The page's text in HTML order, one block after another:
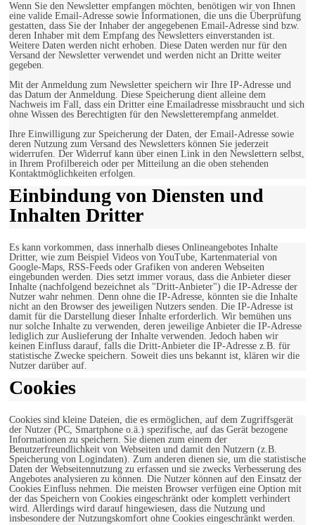
Wenn Sie den Newsletter empfangen möchten, benötigen wir von Ihnen
eine valide Email-Adresse sowie Informationen, die uns die Überprüfung
gestatten, dass Sie der Inhaber der angegebenen Email-Adresse sind bzw.
deren Inhaber mit dem Empfang des Newsletters einverstanden ist.
Weitere Daten werden nicht erhoben. Diese Daten werden nur für den
Versand der Newsletter verwendet und werden nicht an Dritte weiter
gegeben.
Mit der Anmeldung zum Newsletter speichern wir Ihre IP-Adresse und
das Datum der Anmeldung. Diese Speicherung dient alleine dem
Nachweis im Fall, dass ein Dritter eine Emailadresse missbraucht und sich
ohne Wissen des Berechtigten für den Newsletterempfang anmeldet.
Ihre Einwilligung zur Speicherung der Daten, der Email-Adresse sowie
deren Nutzung zum Versand des Newsletters können Sie jederzeit
widerrufen. Der Widerruf kann über einen Link in den Newslettern selbst,
in Ihrem Profilbereich oder per Mitteilung an die oben stehenden
Kontaktmöglichkeiten erfolgen.
Einbindung von Diensten und
Inhalten Dritter
Es kann vorkommen, dass innerhalb dieses Onlineangebotes Inhalte
Dritter, wie zum Beispiel Videos von YouTube, Kartenmaterial von
Google-Maps, RSS-Feeds oder Grafiken von anderen Webseiten
eingebunden werden. Dies setzt immer voraus, dass die Anbieter dieser
Inhalte (nachfolgend bezeichnet als "Dritt-Anbieter") die IP-Adresse der
Nutzer wahr nehmen. Denn ohne die IP-Adresse, könnten sie die Inhalte
nicht an den Browser des jeweiligen Nutzers senden. Die IP-Adresse ist
damit für die Darstellung dieser Inhalte erforderlich. Wir bemühen uns
nur solche Inhalte zu verwenden, deren jeweilige Anbieter die IP-Adresse
lediglich zur Auslieferung der Inhalte verwenden. Jedoch haben wir
keinen Einfluss darauf, falls die Dritt-Anbieter die IP-Adresse z.B. für
statistische Zwecke speichern. Soweit dies uns bekannt ist, klären wir die
Nutzer darüber auf.
Cookies
Cookies sind kleine Dateien, die es ermöglichen, auf dem Zugriffsgerät
der Nutzer (PC, Smartphone o.ä.) spezifische, auf das Gerät bezogene
Informationen zu speichern. Sie dienen zum einem der
Benutzerfreundlichkeit von Webseiten und damit den Nutzern (z.B.
Speicherung von Logindaten). Zum anderen dienen sie, um die statistische
Daten der Webseitennutzung zu erfassen und sie zwecks Verbesserung des
Angebotes analysieren zu können. Die Nutzer können auf den Einsatz der
Cookies Einfluss nehmen. Die meisten Browser verfügen eine Option mit
der das Speichern von Cookies eingeschränkt oder komplett verhindert
wird. Allerdings wird darauf hingewiesen, dass die Nutzung und
insbesondere der Nutzungskomfort ohne Cookies eingeschränkt werden.